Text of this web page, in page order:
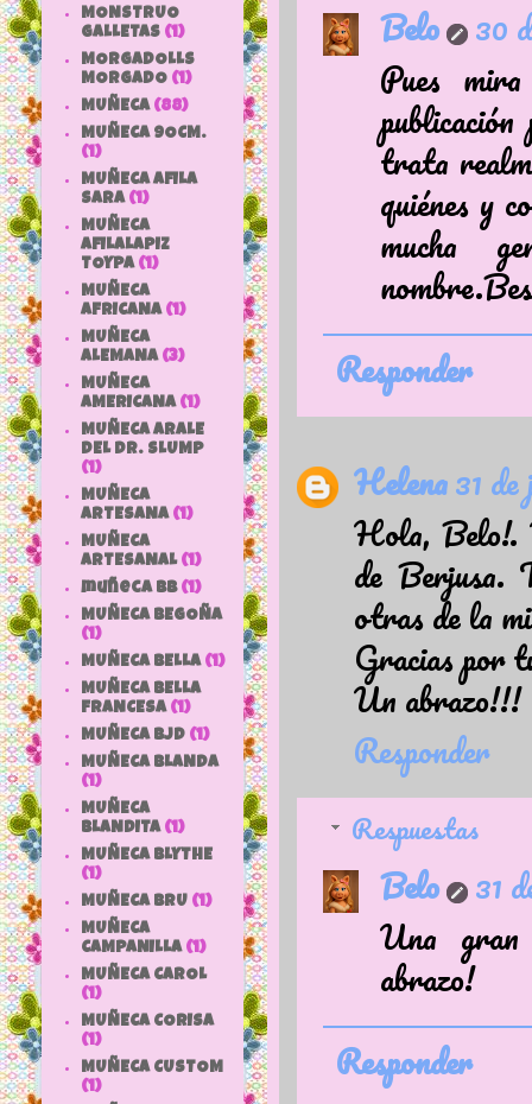
Belo
30
Pues
trata
quiénes y
mucha
Responder
Helena31
Hola, Belo!.
de Berjusa.
otras de la
Gracias por
Un abrazo!!!
Responder
Respuestas
Belo
31
Una gran
abrazo!
Responder
MONSTRUO
GALLETAS (1)
MORGADOLLS
MORGADO (1)
MUÑECA (88)
MUÑECA 9OCM.
(1)
MUÑECA AFILA
SARA (1)
MUÑECA
AFILALAPIZ
TOYPA (1)
MUÑECA
AFRICANA (1)
MUÑECA
ALEMANA (3)
MUÑECA
AMERICANA (1)
MUÑECA ARALE
DEL DR. SLUMP
(1)
MUÑECA
ARTESANA (1)
MUÑECA
ARTESANAL (1)
muñeca bb (1)
MUÑECA BEGOÑA
(1)
MUÑECA BELLA (1)
MUÑECA BELLA
FRANCESA (1)
MUÑECA BJD (1)
MUÑECA BLANDA
(1)
MUÑECA
BLANDITA (1)
MUÑECA BLYTHE
(1)
MUÑECA BRU (1)
MUÑECA
CAMPANILLA (1)
MUÑECA CAROL
(1)
MUÑECA CORISA
(1)
MUÑECA CUSTOM
(1)